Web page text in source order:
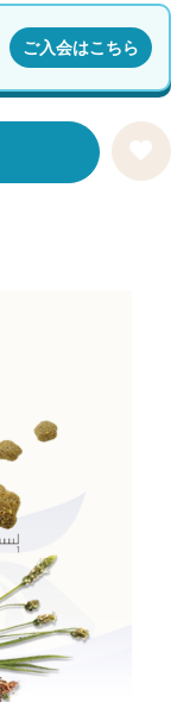
ご入会はこちら